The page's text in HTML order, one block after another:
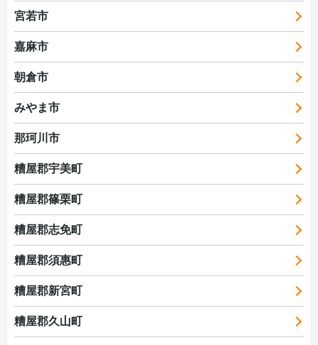
宮若市
嘉麻市
朝倉市
みやま市
那珂川市
糟屋郡宇美町
糟屋郡篠栗町
糟屋郡志免町
糟屋郡須惠町
糟屋郡新宮町
糟屋郡久山町